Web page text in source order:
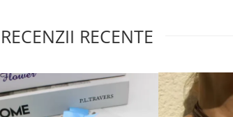
RECENZII RECENTE